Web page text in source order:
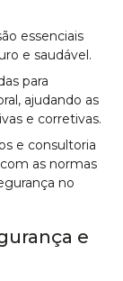
essenciais
e saudável.
para
ajudando as
e corretivas.
e consultoria
as normas
no
e